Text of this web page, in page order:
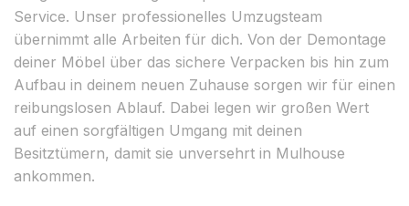
Service. Unser professionelles Umzugsteam
übernimmt alle Arbeiten für dich. Von der Demontage
deiner Möbel über das sichere Verpacken bis hin zum
Aufbau in deinem neuen Zuhause sorgen wir für einen
reibungslosen Ablauf. Dabei legen wir großen Wert
auf einen sorgfältigen Umgang mit deinen
Besitztümern, damit sie unversehrt in Mulhouse
ankommen.